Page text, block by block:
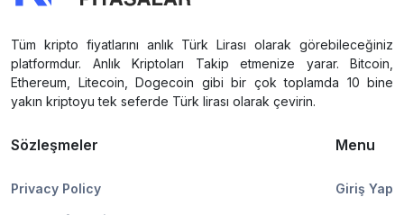
Tüm kripto fiyatlarını anlık Türk Lirası olarak görebileceğiniz
platformdur. Anlık Kriptoları Takip etmenize yarar. Bitcoin,
Ethereum, Litecoin, Dogecoin gibi bir çok toplamda 10 bine
yakın kriptoyu tek seferde Türk lirası olarak çevirin.
Sözleşmeler
Privacy Policy
Menu
Giriş Yap